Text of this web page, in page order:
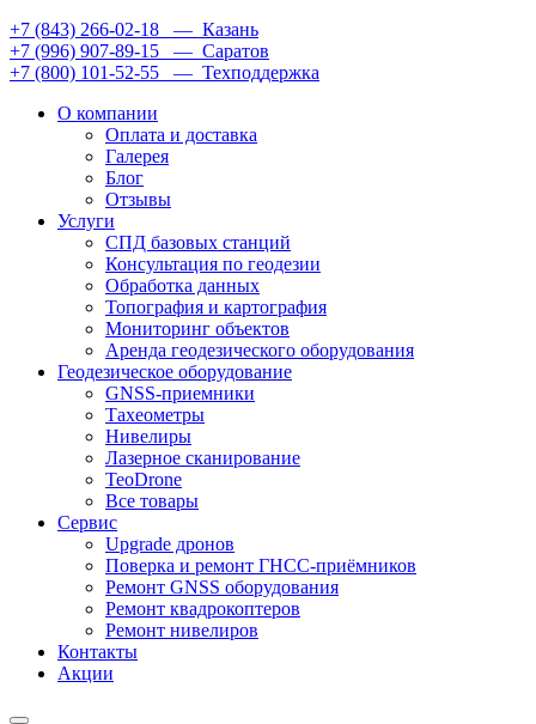
+7 (843) 266-02-18 — Казань
+7 (996) 907-89-15 — Саратов
+7 (800) 101-52-55 — Техподдержка
О компании
Оплата и доставка
Галерея
Блог
Отзывы
Услуги
СПД базовых станций
Консультация по геодезии
Обработка данных
Топография и картография
Мониторинг объектов
Аренда геодезического оборудования
Геодезическое оборудование
GNSS-приемники
Тахеометры
Нивелиры
Лазерное сканирование
TeoDrone
Все товары
Сервис
Upgrade дронов
Поверка и ремонт ГНСС-приёмников
Ремонт GNSS оборудования
Ремонт квадрокоптеров
Ремонт нивелиров
Контакты
Акции